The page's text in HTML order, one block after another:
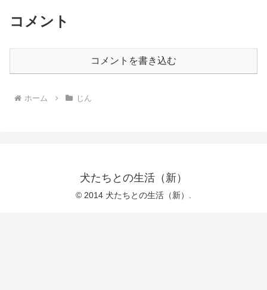
コメント
コメントを書き込む
ホーム じん
犬たちとの生活（新）
© 2014 犬たちとの生活（新）.